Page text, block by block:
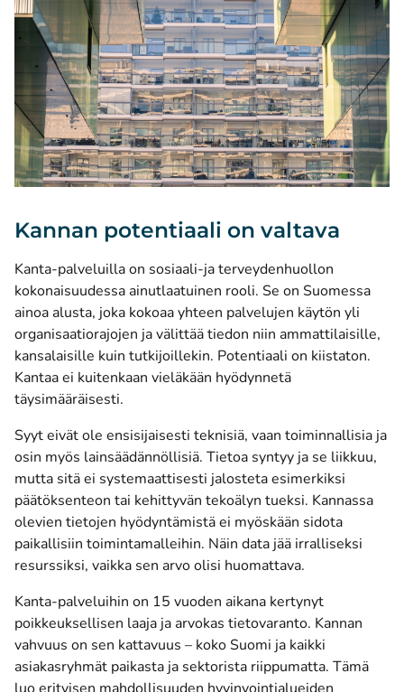
Kannan potentiaali on valtava
Kanta-palveluilla on sosiaali-ja terveydenhuollon
kokonaisuudessa ainutlaatuinen rooli. Se on Suomessa
ainoa alusta, joka kokoaa yhteen palvelujen käytön yli
organisaatiorajojen ja välittää tiedon niin ammattilaisille,
kansalaisille kuin tutkijoillekin. Potentiaali on kiistaton.
Kantaa ei kuitenkaan vieläkään hyödynnetä
täysimääräisesti.
Syyt eivät ole ensisijaisesti teknisiä, vaan toiminnallisia ja
osin myös lainsäädännöllisiä. Tietoa syntyy ja se liikkuu,
mutta sitä ei systemaattisesti jalosteta esimerkiksi
päätöksenteon tai kehittyvän tekoälyn tueksi. Kannassa
olevien tietojen hyödyntämistä ei myöskään sidota
paikallisiin toimintamalleihin. Näin data jää irralliseksi
resurssiksi, vaikka sen arvo olisi huomattava.
Kanta-palveluihin on 15 vuoden aikana kertynyt
poikkeuksellisen laaja ja arvokas tietovaranto. Kannan
vahvuus on sen kattavuus – koko Suomi ja kaikki
asiakasryhmät paikasta ja sektorista riippumatta. Tämä